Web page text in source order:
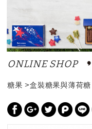
ONLINE SHOP
糖果 >盒裝糖果與薄荷糖